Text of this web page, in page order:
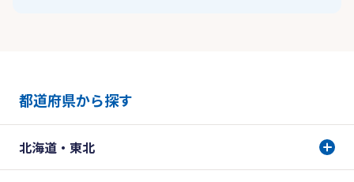
都道府県から探す
北海道・東北